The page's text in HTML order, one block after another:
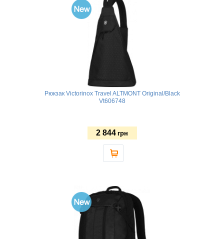
Рюкзак Victorinox Travel ALTMONT Original/Black
Vt606748
2 844 грн